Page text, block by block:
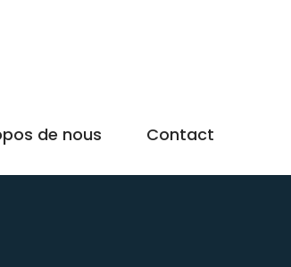
de nous Contact